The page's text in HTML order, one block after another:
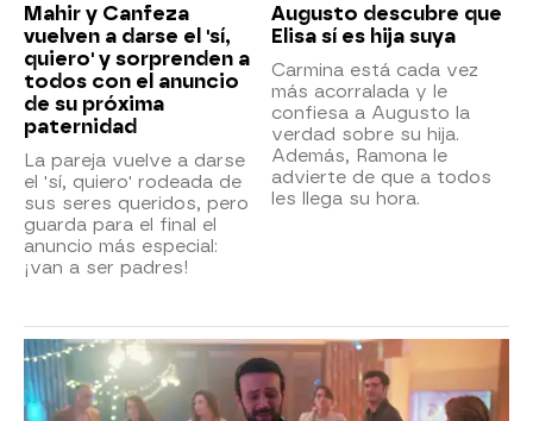
Mahir y Canfeza
vuelven a darse el 'sí,
quiero' y sorprenden a
todos con el anuncio
de su próxima
paternidad
La pareja vuelve a darse
el 'sí, quiero' rodeada de
sus seres queridos, pero
guarda para el final el
anuncio más especial:
¡van a ser padres!
Augusto descubre que
Elisa sí es hija suya
Carmina está cada vez
más acorralada y le
confiesa a Augusto la
verdad sobre su hija.
Además, Ramona le
advierte de que a todos
les llega su hora.